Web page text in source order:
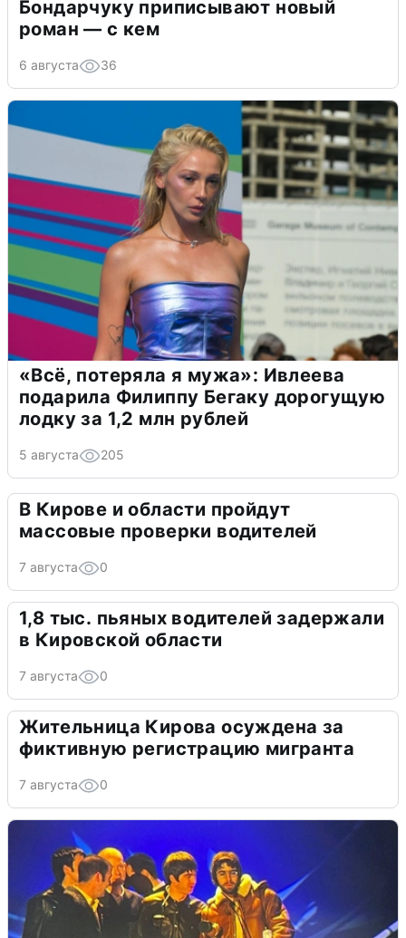
Бондарчуку приписывают новый
роман — с кем
6 августа 36
«Всё, потеряла я мужа»: Ивлеева
подарила Филиппу Бегаку дорогущую
лодку за 1,2 млн рублей
5 августа 205
В Кирове и области пройдут
массовые проверки водителей
7 августа 0
1,8 тыс. пьяных водителей задержали
в Кировской области
7 августа 0
Жительница Кирова осуждена за
фиктивную регистрацию мигранта
7 августа 0